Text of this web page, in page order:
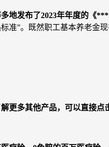
地发布了2023年年度的《
准”。既然职工基本养老金
更多其他产品，可以直接点